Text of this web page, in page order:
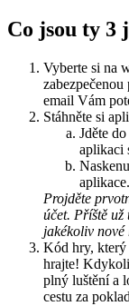
Co jsou ty 3
Vyberte si na
email Vám
Stáhněte si
Jděte
aplikaci
aplikace.
Projděte
účet. Příště už
jakékoliv
Kód hry, který
hrajte!
plný luštění a
cestu za